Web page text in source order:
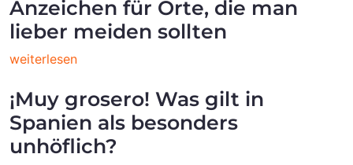
Anzeichen für Orte, die man
lieber meiden sollten
weiterlesen
¡Muy grosero! Was gilt in
Spanien als besonders
unhöflich?